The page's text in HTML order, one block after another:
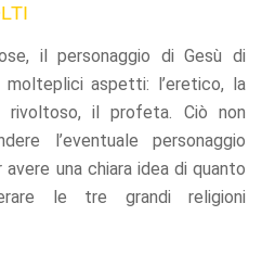
il personaggio di Gesù di
molteplici aspetti: l’eretico, la
rivoltoso, il profeta. Ciò non
l’eventuale personaggio
una chiara idea di quanto
le tre grandi religioni